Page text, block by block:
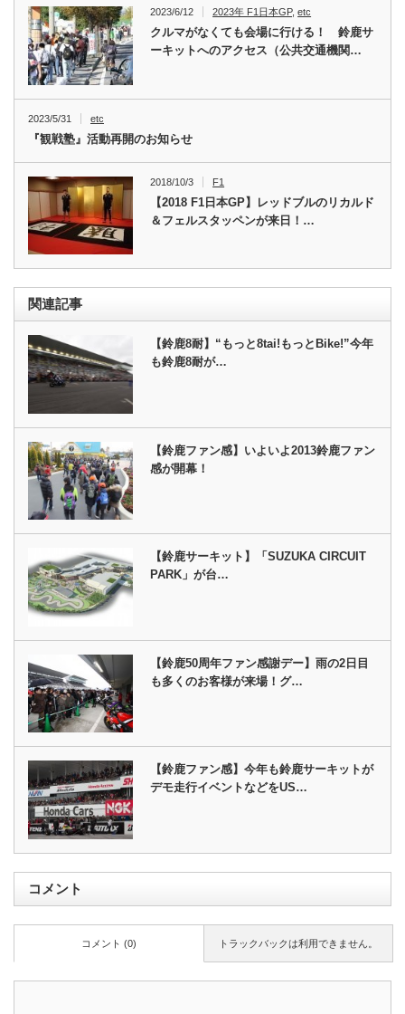
2023/6/12 2023年 F1日本GP,etc
クルマがなくても会場に行ける！ 鈴鹿サ
ーキットへのアクセス（公共交通機関…
2023/5/31 etc
『観戦塾』活動再開のお知らせ
2018/10/3 F1
【2018 F1日本GP】レッドブルのリカルド
＆フェルスタッペンが来日！…
関連記事
【鈴鹿8耐】“もっと8tai!もっとBike!”今年
も鈴鹿8耐が…
【鈴鹿ファン感】いよいよ2013鈴鹿ファン
感が開幕！
【鈴鹿サーキット】「SUZUKA CIRCUIT
PARK」が台…
【鈴鹿50周年ファン感謝デー】雨の2日目
も多くのお客様が来場！グ…
【鈴鹿ファン感】今年も鈴鹿サーキットが
デモ走行イベントなどをUS…
コメント
トラックバックは利用できません。
コメント (0)